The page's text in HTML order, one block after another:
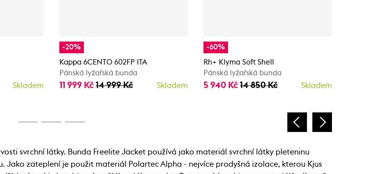
Skladem
-20%
Kappa 6CENTO 602FP ITA
Pánská lyžařská bunda
11 999 Kč 14 999 Kč Skladem
-60%
Rh+ Klyma Soft Shell
Pánská lyžařská bunda
5 940 Kč 14 850 Kč Skladem
svrchní látky. Bunda Freelite Jacket používá jako materiál svrchní látky pleteninu
Jako zateplení je použit materiál Polartec Alpha - nejvíce prodyšná izolace, kterou Kjus